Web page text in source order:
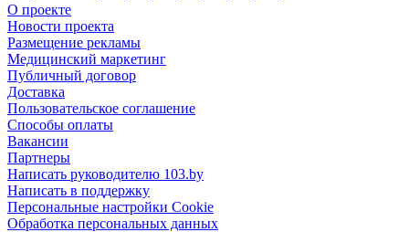
О проекте
Новости проекта
Размещение рекламы
Медицинский маркетинг
Публичный договор
Доставка
Пользовательское соглашение
Способы оплаты
Вакансии
Партнеры
Написать руководителю 103.by
Написать в поддержку
Персональные настройки Cookie
Обработка персональных данных